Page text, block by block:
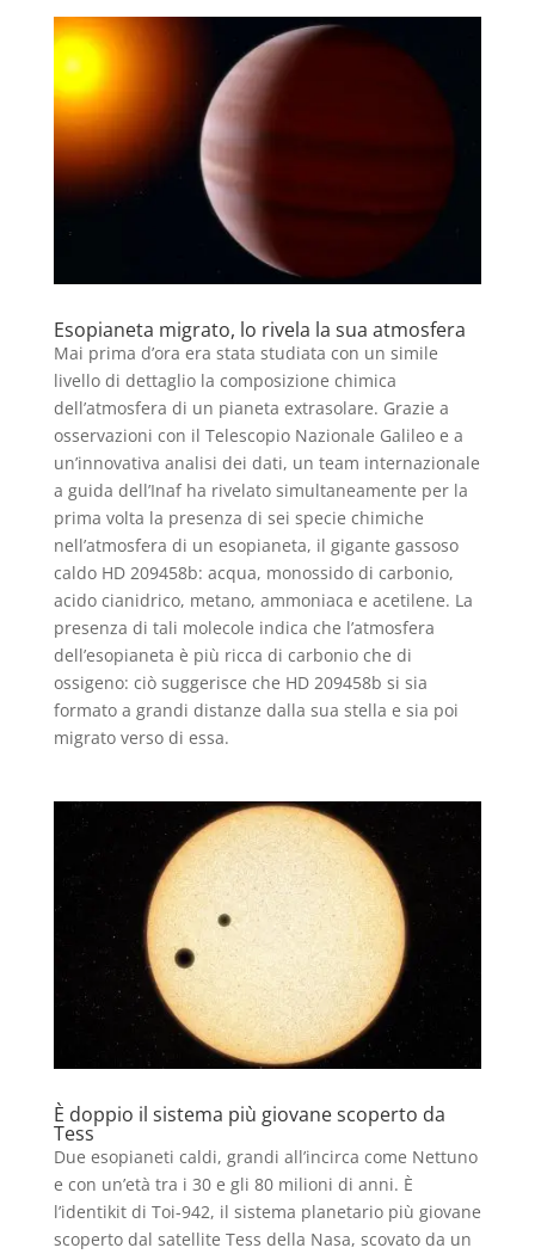
Esopianeta migrato, lo rivela la sua atmosfera
Mai prima d’ora era stata studiata con un simile
livello di dettaglio la composizione chimica
dell’atmosfera di un pianeta extrasolare. Grazie a
osservazioni con il Telescopio Nazionale Galileo e a
un’innovativa analisi dei dati, un team internazionale
a guida dell’Inaf ha rivelato simultaneamente per la
prima volta la presenza di sei specie chimiche
nell’atmosfera di un esopianeta, il gigante gassoso
caldo HD 209458b: acqua, monossido di carbonio,
acido cianidrico, metano, ammoniaca e acetilene. La
presenza di tali molecole indica che l’atmosfera
dell’esopianeta è più ricca di carbonio che di
ossigeno: ciò suggerisce che HD 209458b si sia
formato a grandi distanze dalla sua stella e sia poi
migrato verso di essa.
È doppio il sistema più giovane scoperto da
Tess
Due esopianeti caldi, grandi all’incirca come Nettuno
e con un’età tra i 30 e gli 80 milioni di anni. È
l’identikit di Toi-942, il sistema planetario più giovane
scoperto dal satellite Tess della Nasa, scovato da un